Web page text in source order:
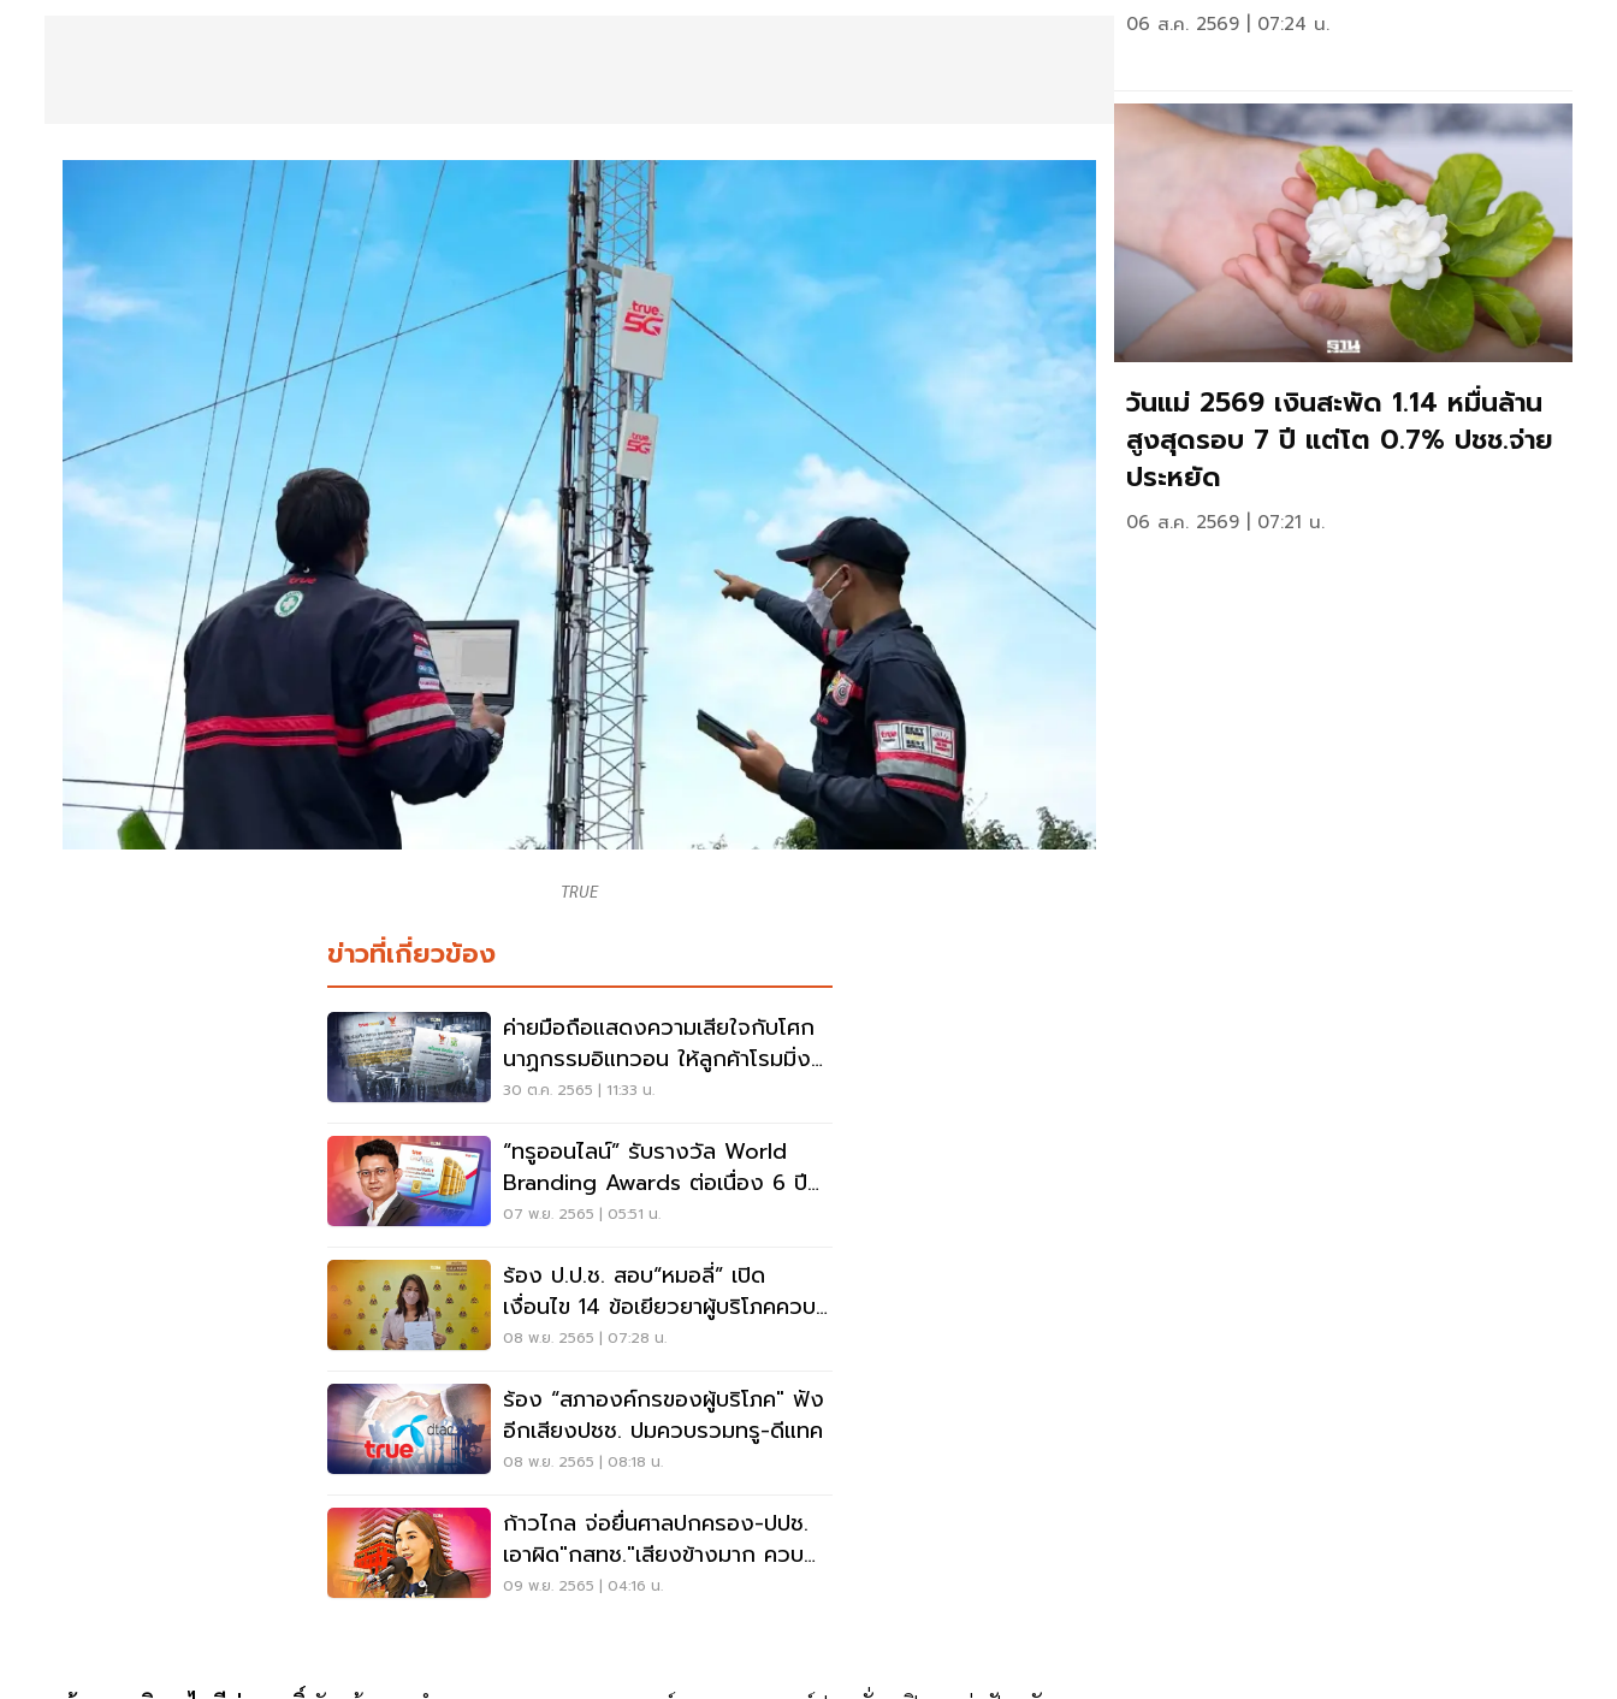
TRUE
ข่าวที่เกี่ยวข้อง
ค่ายมือถือแสดงความเสียใจกับโศก
นาฏกรรมอิแทวอน ให้ลูกค้าโรมมิ่ง
ฟรี
30 ต.ค. 2565 | 11:33 น.
“ทรูออนไลน์” รับรางวัล World
Branding Awards ต่อเนื่อง 6 ปี
ซ้อน
07 พ.ย. 2565 | 05:51 น.
ร้อง ป.ป.ช. สอบ“หมอลี่” เปิด
เงื่อนไข 14 ข้อเยียวยาผู้บริโภคควบ
ทรู-ดีแทค
08 พ.ย. 2565 | 07:28 น.
ร้อง “สภาองค์กรของผู้บริโภค" ฟัง
อีกเสียงปชช. ปมควบรวมทรู-ดีแทค
08 พ.ย. 2565 | 08:18 น.
ก้าวไกล จ่อยื่นศาลปกครอง-ปปช.
เอาผิด"กสทช."เสียงข้างมาก ควบ
รวมทรู-ดีแทค
09 พ.ย. 2565 | 04:16 น.
06 ส.ค. 2569 | 07:24 น.
วันแม่ 2569 เงินสะพัด 1.14 หมื่นล้าน
สูงสุดรอบ 7 ปี แต่โต 0.7% ปชช.จ่าย
ประหยัด
06 ส.ค. 2569 | 07:21 น.